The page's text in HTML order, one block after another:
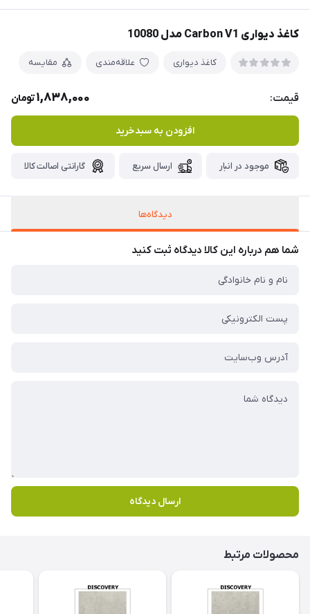
کاغذ دیواری Carbon V1 مدل 10080
کاغذ دیواری علاقه‌مندی مقایسه
قیمت: 1,838,000تومان
افزودن به سبدخرید
موجود در انبار ارسال سریع گارانتی اصالت کالا
دیدگاه‌ها
شما هم درباره این کالا دیدگاه ثبت کنید
ارسال دیدگاه
محصولات مرتبط